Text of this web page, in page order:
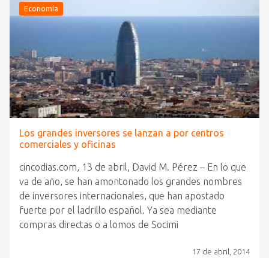
Economía
Los grandes inversores se lanzan a por centros
comerciales y oficinas
cincodias.com, 13 de abril, David M. Pérez – En lo que
va de año, se han amontonado los grandes nombres
de inversores internacionales, que han apostado
fuerte por el ladrillo español. Ya sea mediante
compras directas o a lomos de Socimi
17 de abril, 2014